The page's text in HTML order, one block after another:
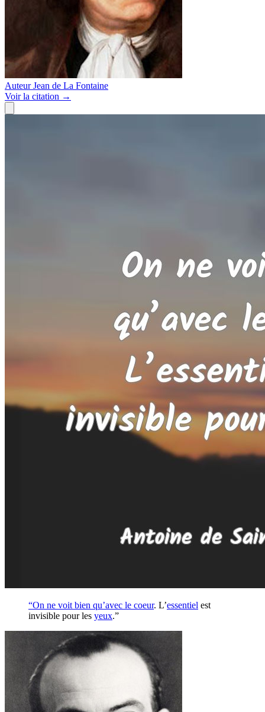
Auteur Jean de La Fontaine
Voirla citation →
“On ne voit bien qu’avec le coeur. L’essentiel est
invisible pour les yeux.”